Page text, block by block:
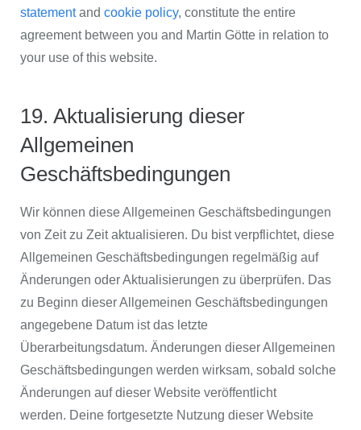
statementand cookie policy, constitute the entire
agreement between you and Martin Götte in relation to
your use of this website.
19. Aktualisierung dieser
Allgemeinen
Geschäftsbedingungen
Wir können diese Allgemeinen Geschäftsbedingungen
von Zeit zu Zeit aktualisieren. Du bist verpflichtet, diese
Allgemeinen Geschäftsbedingungen regelmäßig auf
Änderungen oder Aktualisierungen zu überprüfen. Das
zu Beginn dieser Allgemeinen Geschäftsbedingungen
angegebene Datum ist das letzte
Überarbeitungsdatum. Änderungen dieser Allgemeinen
Geschäftsbedingungen werden wirksam, sobald solche
Änderungen auf dieser Website veröffentlicht
werden. Deine fortgesetzte Nutzung dieser Website